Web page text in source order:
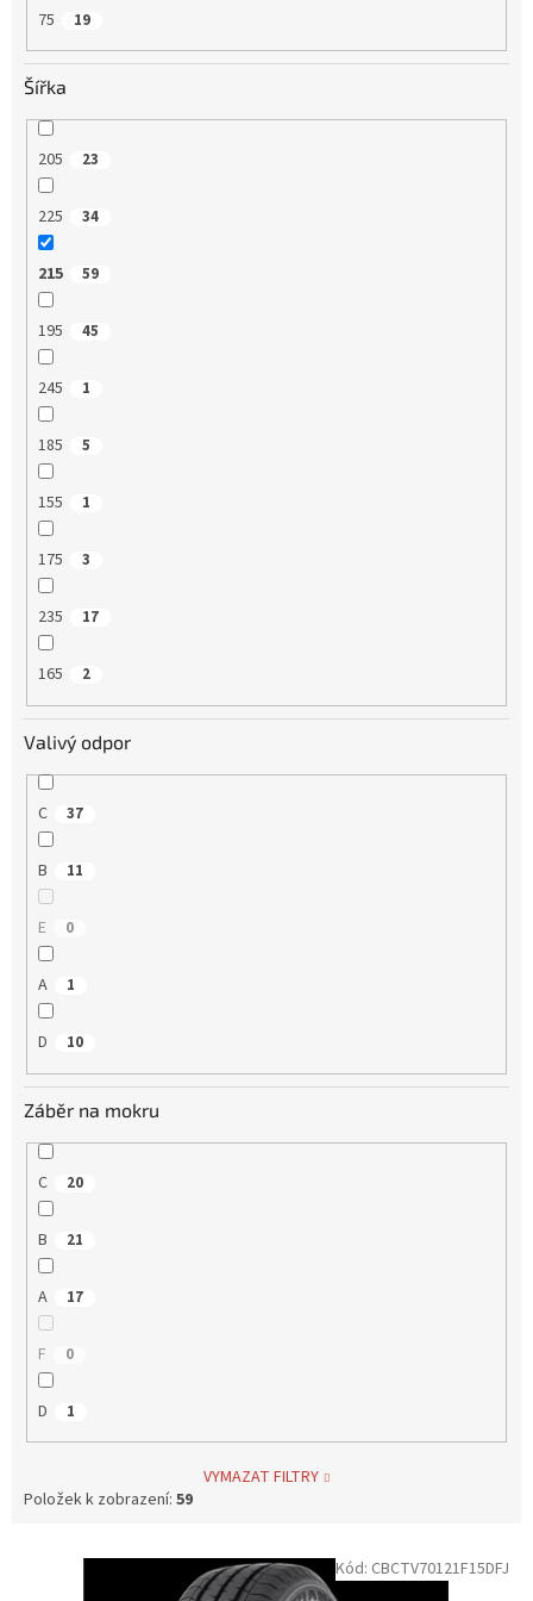
75 19
Šířka
205 23
225 34
215 59
195 45
245 1
185 5
155 1
175 3
235 17
165 2
Valivý odpor
C 37
B 11
E 0
A 1
D 10
Záběr na mokru
C 20
B 21
A 17
F 0
D 1
VYMAZAT FILTRY
Položek k zobrazení: 59
Kód: CBCTV70121F15DFJ